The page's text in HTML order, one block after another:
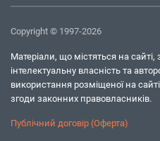
Copyright © 1997-2026
Матеріали, що містяться на
інтелектуальну власність та
використання розміщеної на
згоди законних правовласників.
Публічний договір (Оферта)